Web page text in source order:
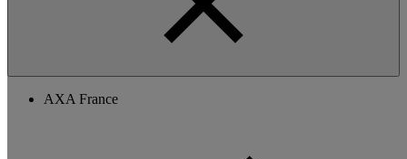
AXA France